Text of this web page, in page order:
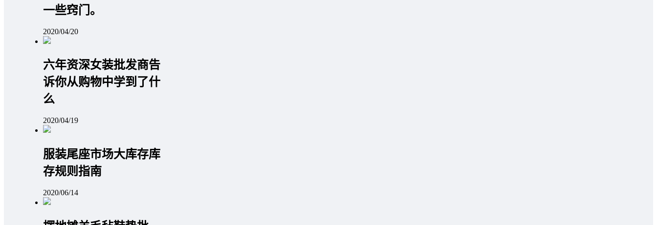
一些窍门。
2020/04/20
六年资深女装批发商告
诉你从购物中学到了什
么
2020/04/19
服装尾座市场大库存库
存规则指南
2020/06/14